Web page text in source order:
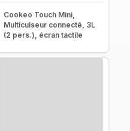
Cookeo Touch Mini,
Multicuiseur connecté, 3L
(2 pers.), écran tactile